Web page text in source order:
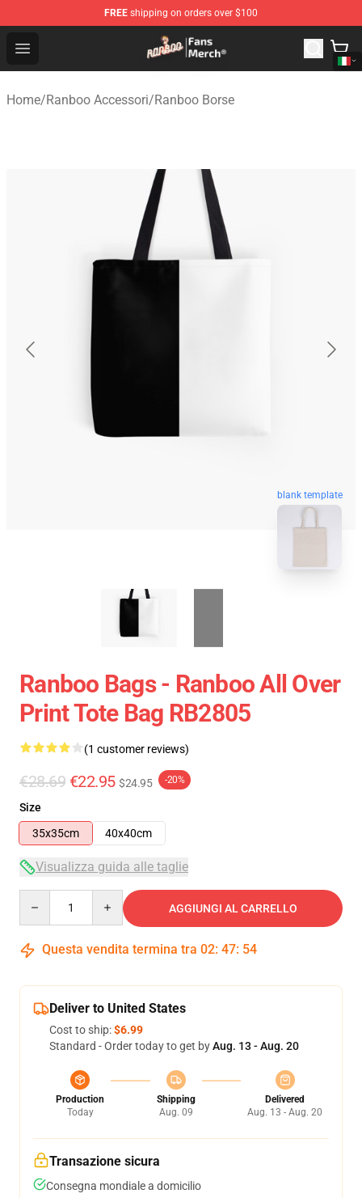
FREE shipping on orders over $100
Open menu
Ranboo Store - Official Ranboo Merchandise Shop
Home/Ranboo Accessori/Ranboo Borse
blank template
Ranboo Bags - Ranboo All Over
Print Tote Bag RB2805
(1 customer reviews)
€28.69 €22.95 $24.95 -20%
Size
35x35cm
40x40cm
Visualizza guida alle taglie
AGGIUNGI AL CARRELLO
Questa vendita termina tra 02: 47: 54
Deliver to United States
Cost to ship:$6.99
Standard - Order today to get byAug. 13 - Aug. 20
Production
Today
Shipping
Aug. 09
Delivered
Aug. 13 - Aug. 20
Transazione sicura
Consegna mondiale a domicilio